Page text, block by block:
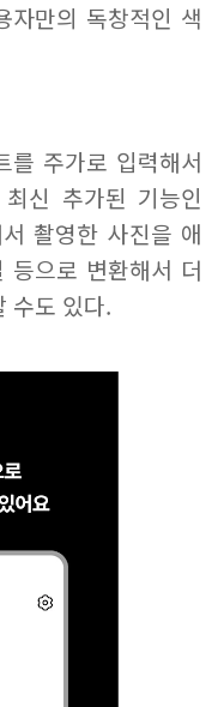
자만의 독창적인 색
를 주가로 입력해서
신 추가된 기능인
촬영한 사진을 애
등으로 변환해서 더
수도 있다.